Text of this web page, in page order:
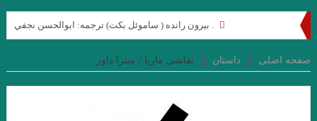
. بيرون رانده ( ساموئل بكت) ترجمه: ابوالحسن نجفي
علیرضا ذیحق ، نقدی بر مجموعه شعر ” کوچه نشین ِ کوچه بن بست ”
صفحه اصلی داستان نقاشی ماریا / میترا داور